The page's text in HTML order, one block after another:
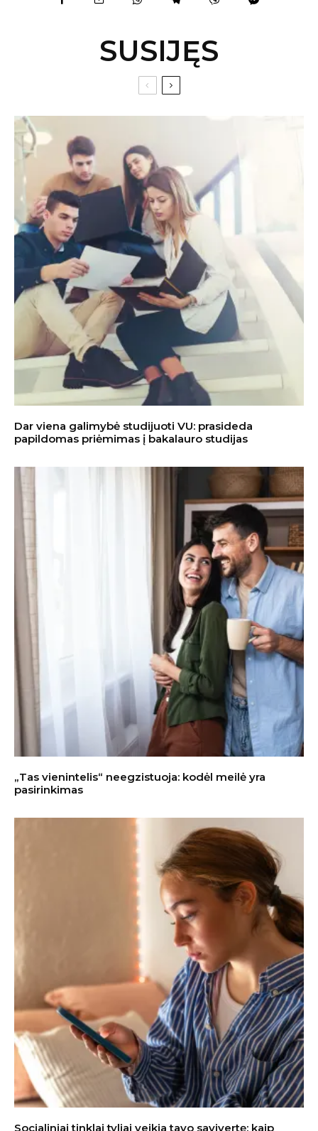
SUSIJĘS
Dar viena galimybė studijuoti VU: prasideda
papildomas priėmimas į bakalauro studijas
„Tas vienintelis“ neegzistuoja: kodėl meilė yra
pasirinkimas
Socialiniai tinklai tyliai veikia tavo savivertę: kaip